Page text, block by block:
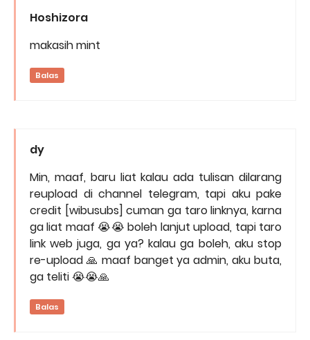
Hoshizora
makasih mint
Balas
dy
Min, maaf, baru liat kalau ada tulisan dilarang
reupload di channel telegram, tapi aku pake
credit [wibusubs] cuman ga taro linknya, karna
ga liat maaf 😭😭 boleh lanjut upload, tapi taro
link web juga, ga ya? kalau ga boleh, aku stop
re-upload 🙏 maaf banget ya admin, aku buta,
ga teliti 😭😭🙏
Balas